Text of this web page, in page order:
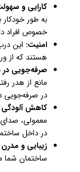
کارایی و
به طور خودکار
خصوص افراد
امنیت: این
هستند که از
صرفه‌جویی در
مانع از هدر
در صرفه‌جویی
کاهش
معمولی، صدای
در داخل
زیبایی و
ساختمان شما